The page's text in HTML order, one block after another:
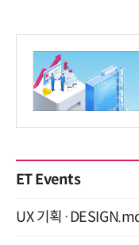
ET Events